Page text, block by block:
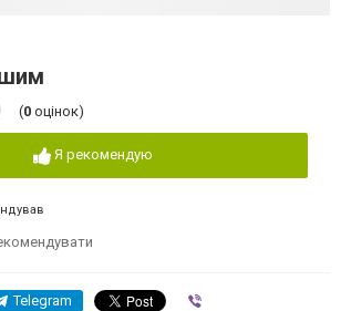
(0 оцінок)
Я рекомендую
Telegram